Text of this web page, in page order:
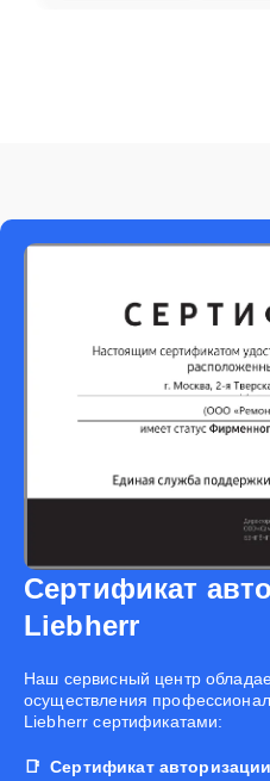
Сертификат
Liebherr
Наш сервисный центр
осуществления
Liebherr сертификатами:
Сертификат авторизации